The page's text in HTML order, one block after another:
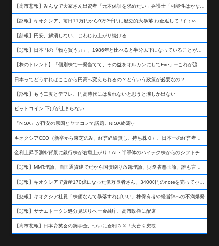
【訃報】円安、解消しない、じわじわ上がり続ける
日本ってどうすればここから円高へ変えられるの？どういう政策が必要なの？
【訃報】もう二度とデフレ、円高時代には戻れないと思うと涙しか出ない
ビットコイン 下げが止まらない
「NISA」が円安の原因とヤフコメで話題。NISA終焉か
【悲報】キオクシア社員「株価なんて暴落すればいい」株保有者や経営陣への不満爆発
【悲報】サナエトークン処分見送りへー金融庁、高市政権に配慮
【高市悲報】日本育英会の奨学金、ついに金利３％！大台を突破